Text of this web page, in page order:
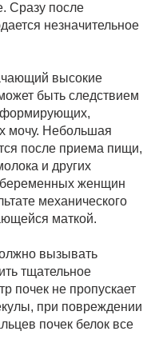
Сразу после
незначительное
высокие
быть следствием
формирующих,
мочу. Небольшая
после приема пищи,
и других
беременных женщин
механического
маткой.
вызывать
тщательное
почек не пропускает
при повреждении
почек белок все